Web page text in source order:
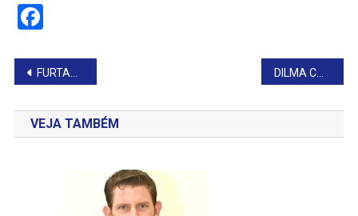
Facebook
Navegação
de
Post
FURTARAM OS PORCOS
VEJA TAMBÉM